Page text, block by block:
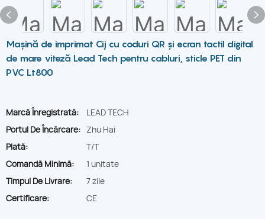
Mașină de imprimat Cij cu coduri QR și ecran tactil digital
de mare viteză Lead Tech pentru cabluri, sticle PET din
PVC Lt800
Marcă Înregistrată:
LEAD TECH
Portul De Încărcare: Zhu Hai
Plată:
T/T
Comandă Minimă:
1 unitate
Timpul De Livrare:
7 zile
Certificare:
CE